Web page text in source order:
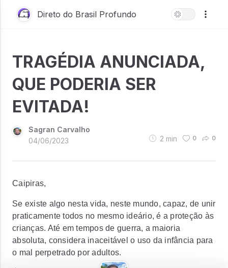
Direto do Brasil Profundo
TRAGÉDIA ANUNCIADA,
QUE PODERIA SER
EVITADA!
Sagran Carvalho
04/06/2023
2 min 0 0
Caipiras,
Se existe algo nesta vida, neste mundo, capaz, de unir
praticamente todos no mesmo ideário, é a proteção às
crianças. Até em tempos de guerra, a maioria
absoluta, considera inaceitável o uso da infância para
o mal perpetrado por adultos.